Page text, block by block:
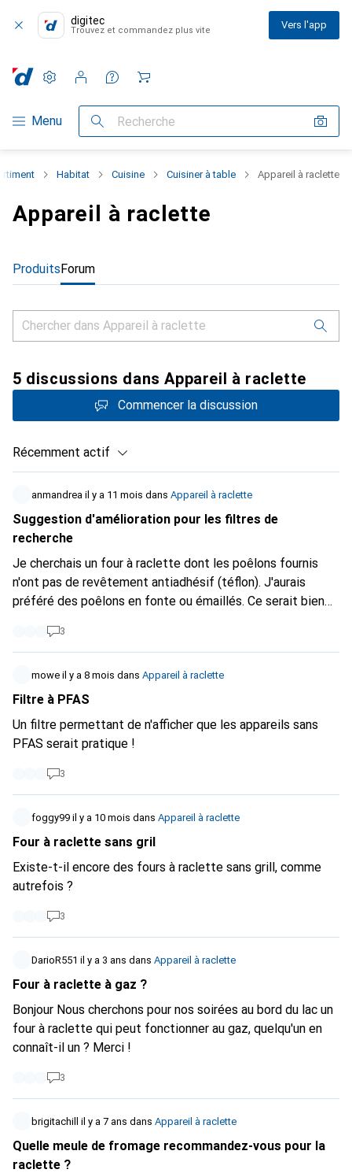
digitec
Trouvez et commandez plus vite Vers l'app
Navigation par catégorie
Menu Recherche
Paramètres
Compte client
Listes de comparaison
Listes d'envies
Panier
Habitat Cuisine Cuisiner à table Appareil à raclette
Appareil à raclette
ProduitsForum
5 discussions dans Appareil à raclette
Commencer la discussion
Récemment actif
anmandrea il y a 11 mois dans Appareil à raclette
Suggestion d'amélioration pour les filtres de
recherche
Je cherchais un four à raclette dont les poêlons fournis
n'ont pas de revêtement antiadhésif (téflon). J'aurais
préféré des poêlons en fonte ou émaillés. Ce serait bien
produit de Steba.
3
mowe il y a 8 mois dans Appareil à raclette
Filtre à PFAS
Un filtre permettant de n'afficher que les appareils sans
PFAS serait pratique !
3
foggy99 il y a 10 mois dans Appareil à raclette
Four à raclette sans gril
Existe-t-il encore des fours à raclette sans grill, comme
autrefois ?
3
DarioR551 il y a 3 ans dans Appareil à raclette
Four à raclette à gaz ?
Bonjour Nous cherchons pour nos soirées au bord du lac un
four à raclette qui peut fonctionner au gaz, quelqu'un en
connaît-il un ? Merci !
3
brigitachill il y a 7 ans dans Appareil à raclette
Quelle meule de fromage recommandez-vous pour la
raclette ?